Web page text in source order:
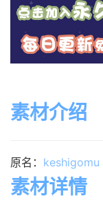
素材介绍
原名： keshigomu
素材详情